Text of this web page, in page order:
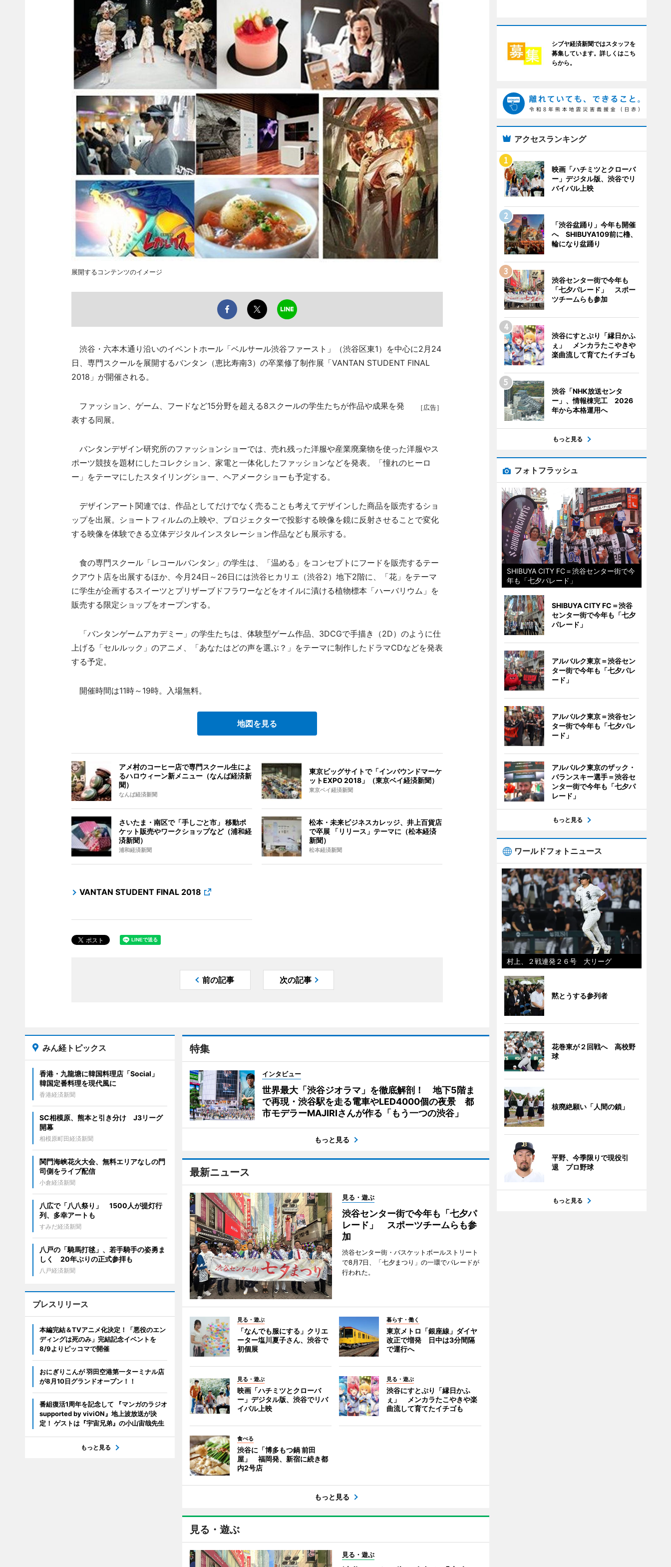
展開するコンテンツのイメージ
渋谷・六本木通り沿いのイベントホール「ベルサール渋谷ファースト」（渋谷区東1）を中心に2月24
日、専門スクールを展開するバンタン（恵比寿南3）の卒業修了制作展「VANTAN STUDENT FINAL
2018」が開催される。
［広告］
ファッション、ゲーム、フードなど15分野を超える8スクールの学生たちが作品や成果を発
表する同展。
バンタンデザイン研究所のファッションショーでは、売れ残った洋服や産業廃棄物を使った洋服やス
ポーツ競技を題材にしたコレクション、家電と一体化したファッションなどを発表。「憧れのヒーロ
ー」をテーマにしたスタイリングショー、ヘアメークショーも予定する。
デザインアート関連では、作品としてだけでなく売ることも考えてデザインした商品を販売するショ
ップを出展。ショートフィルムの上映や、プロジェクターで投影する映像を鏡に反射させることで変化
する映像を体験できる立体デジタルインスタレーション作品なども展示する。
食の専門スクール「レコールバンタン」の学生は、「温める」をコンセプトにフードを販売するテー
クアウト店を出展するほか、今月24日～26日には渋谷ヒカリエ（渋谷2）地下2階に、「花」をテーマ
に学生が企画するスイーツとプリザーブドフラワーなどをオイルに漬ける植物標本「ハーバリウム」を
販売する限定ショップをオープンする。
「バンタンゲームアカデミー」の学生たちは、体験型ゲーム作品、3DCGで手描き（2D）のように仕
上げる「セルルック」のアニメ、「あなたはどの声を選ぶ？」をテーマに制作したドラマCDなどを発表
する予定。
開催時間は11時～19時。入場無料。
地図を見る
アメ村のコーヒー店で専門スクール生によ
るハロウィーン新メニュー（なんば経済新
聞）
なんば経済新聞
東京ビッグサイトで「インバウンドマーケ
ットEXPO 2018」（東京ベイ経済新聞）
東京ベイ経済新聞
さいたま・南区で「手しごと市」 移動ポ
ケット販売やワークショップなど（浦和経
済新聞）
浦和経済新聞
松本・未来ビジネスカレッジ、井上百貨店
で卒展 「リリース」テーマに（松本経済
新聞）
松本経済新聞
VANTAN STUDENT FINAL 2018
前の記事 次の記事
特集
インタビュー
世界最大「渋谷ジオラマ」を徹底解剖！ 地下5階ま
で再現・渋谷駅を走る電車やLED4000個の夜景 都
市モデラーMAJIRIさんが作る「もう一つの渋谷」
もっと見る
最新ニュース
見る・遊ぶ
渋谷センター街で今年も「七夕パ
レード」 スポーツチームらも参
加
渋谷センター街・バスケットボールストリート
で8月7日、「七夕まつり」の一環でパレードが
行われた。
見る・遊ぶ
「なんでも服にする」クリエ
ーター塩川夏子さん、渋谷で
初個展
暮らす・働く
東京メトロ「銀座線」ダイヤ
改正で増発 日中は3分間隔
で運行へ
見る・遊ぶ
映画「ハチミツとクローバ
ー」デジタル版、渋谷でリバ
イバル上映
見る・遊ぶ
渋谷にすとぷり「縁日かふ
ぇ」 メンカラたこやきや楽
曲流して育てたイチゴも
食べる
渋谷に「博多もつ鍋 前田
屋」 福岡発、新宿に続き都
内2号店
もっと見る
見る・遊ぶ
見る・遊ぶ
みん経トピックス
香港・九龍塘に韓国料理店「Social」
韓国定番料理を現代風に
香港経済新聞
SC相模原、熊本と引き分け J3リーグ
開幕
相模原町田経済新聞
関門海峡花火大会、無料エリアなしの門
司側をライブ配信
小倉経済新聞
八広で「八八祭り」 1500人が提灯行
列、多幸アートも
すみだ経済新聞
八戸の「騎馬打毬」、若手騎手の姿勇ま
しく 20年ぶりの正式参拝も
八戸経済新聞
プレスリリース
本編完結＆TVアニメ化決定！「悪役のエン
ディングは死のみ」完結記念イベントを
8/9よりピッコマで開催
おにぎりこんが 羽田空港第一ターミナル店
が8月10日グランドオープン！！
番組復活1周年を記念して 『マンガのラジオ
supported by viviON』地上波放送が決
定！ ゲストは『宇宙兄弟』の小山宙哉先生
もっと見る
シブヤ経済新聞ではスタッフを
募集しています。詳しくはこち
らから。
アクセスランキング
映画「ハチミツとクローバ
ー」デジタル版、渋谷でリ
バイバル上映
「渋谷盆踊り」今年も開催
へ SHIBUYA109前に櫓、
輪になり盆踊り
渋谷センター街で今年も
「七夕パレード」 スポー
ツチームらも参加
渋谷にすとぷり「縁日かふ
ぇ」 メンカラたこやきや
楽曲流して育てたイチゴも
渋谷「NHK放送センタ
ー」、情報棟完工 2026
年から本格運用へ
もっと見る
フォトフラッシュ
SHIBUYA CITY FC＝渋谷センター街で今
年も「七夕パレード」
SHIBUYA CITY FC＝渋谷
センター街で今年も「七夕
パレード」
アルバルク東京＝渋谷セン
ター街で今年も「七夕パレ
ード」
アルバルク東京＝渋谷セン
ター街で今年も「七夕パレ
ード」
アルバルク東京のザック・
バランスキー選手＝渋谷セ
ンター街で今年も「七夕パ
レード」
もっと見る
ワールドフォトニュース
村上、２戦連発２６号 大リーグ
黙とうする参列者
花巻東が２回戦へ 高校野
球
核廃絶願い「人間の鎖」
平野、今季限りで現役引
退 プロ野球
もっと見る